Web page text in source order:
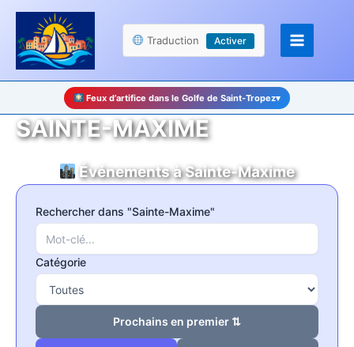
Panneau de gestion des cookies
Aller
contenu
Traduction Activer
Feux d’artifice dans le Golfe de Saint-Tropez▾
SAINTE-MAXIME
Événements à Sainte-Maxime
Rechercher dans "Sainte-Maxime"
Catégorie
Prochains en premier ⇅